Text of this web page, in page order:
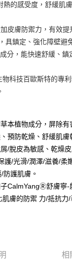
中國信託
，台灣大哥大用戶可立
分期」，訂單成立後會
擇欲分期的期數、繳款
及費用金額請依後續交易
過狀況，表示未達大哥
，「大哥付你分期」於
，可選擇「超商條碼／台
」等通路繳費。
股份有限公司」（以下簡
帳單所需資料之確認、核
】
不需綁卡、不需儲值。
簡訊認證，即可結帳。
務後，再付款。
帳流程】
確認金額後，即可完成結
收到繳費通知簡訊。
14天內，點擊此簡訊中的
式進行付款，方視為交
下不需立刻繳費，但若
含以上)免運費
含以上)免運費
含以上)免運費
熱的感受度，舒緩肌
皮膚防禦力，有效提
具鎮定、強化障壁避
分，能快速舒緩、鎮
科技百歐斯特的專
本植物成分，屏除有
預防乾燥、舒緩肌膚
/脫皮為敏感、乾燥
護/光滑/潤澤/滋養/柔
護肌膚。
CalmYangⓇ舒膚寧-
膚的防禦 力/抵抗力
相